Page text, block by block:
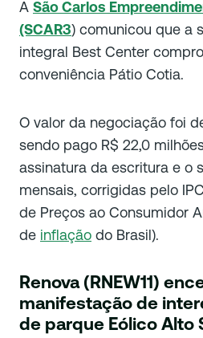
A São Carlos
(SCAR3) comunicou que a
integral Best Center
conveniência Pátio Cotia.
O valor da negociação foi
sendo pago R$ 22,0
assinatura da escritura e o
mensais, corrigidas pelo
de Preços ao Consumidor
de inflação do Brasil).
Renova (RNEW11)
manifestação de
de parque Eólico Alto